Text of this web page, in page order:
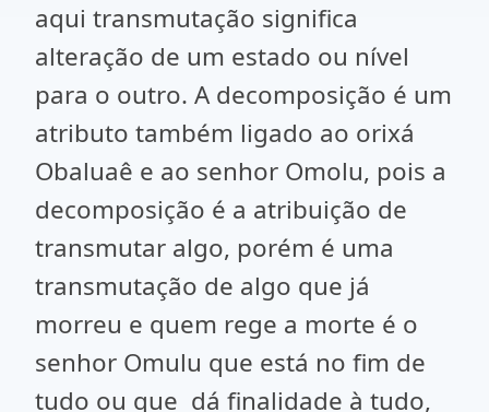
aqui transmutação significa
alteração de um estado ou nível
para o outro. A decomposição é um
atributo também ligado ao orixá
Obaluaê e ao senhor Omolu, pois a
decomposição é a atribuição de
transmutar algo, porém é uma
transmutação de algo que já
morreu e quem rege a morte é o
senhor Omulu que está no fim de
tudo ou que dá finalidade à tudo,